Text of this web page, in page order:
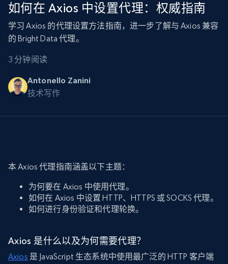
如何在 Axios 中设置代理：权威指南
学习 Axios 的代理设置方法指南，进一步了解与 Axios 兼容
的 Bright Data 代理。
3 分钟阅读
Antonello Zanini
技术写作
本 Axios 代理指南涵盖以下主题：
为何要在 Axios 中使用代理。
如何在 Axios 中设置 HTTP、HTTPS 或 SOCKS 代理。
如何进行身份验证和代理轮换。
Axios 是什么以及为何需要代理？
Axios 是 JavaScript 生态系统中使用最广泛的 HTTP 客户端